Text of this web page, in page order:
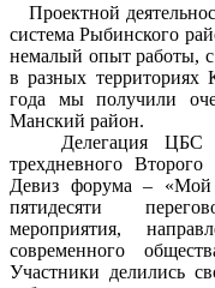
Проектной
система Рыбинского
немалый опыт работы,
в разных территориях
года мы получили
Манский район.
Делегация ЦБС
трехдневного
Девиз форума –
пятидесяти
мероприятия,
современного
Участники делились